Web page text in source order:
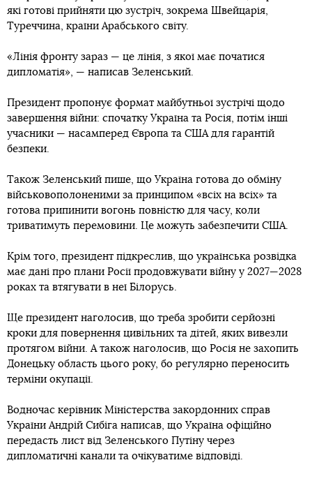
які готові прийняти цю зустріч, зокрема Швейцарія,
Туреччина, країни Арабського світу.
«Лінія фронту зараз — це лінія, з якої має початися
дипломатія», — написав Зеленський.
Президент пропонує формат майбутньої зустрічі щодо
завершення війни: спочатку Україна та Росія, потім інші
учасники — насамперед Європа та США для гарантій
безпеки.
Також Зеленський пише, що Україна готова до обміну
військовополоненими за принципом «всіх на всіх» та
готова припинити вогонь повністю для часу, коли
триватимуть перемовини. Це можуть забезпечити США.
Крім того, президент підкреслив, що українська розвідка
має дані про плани Росії продовжувати війну у 2027—2028
роках та втягувати в неї Білорусь.
Ще президент наголосив, що треба зробити серйозні
кроки для повернення цивільних та дітей, яких вивезли
протягом війни. А також наголосив, що Росія не захопить
Донецьку область цього року, бо регулярно переносить
терміни окупації.
Водночас керівник Міністерства закордонних справ
України Андрій Сибіга написав, що Україна офіційно
передасть лист від Зеленського Путіну через
дипломатичні канали та очікуватиме відповіді.